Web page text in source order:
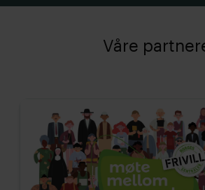
Våre